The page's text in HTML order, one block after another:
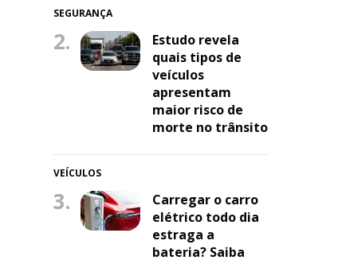
SEGURANÇA
2.
Estudo revela
quais tipos de
veículos
apresentam
maior risco de
morte no trânsito
VEÍCULOS
3.
Carregar o carro
elétrico todo dia
estraga a
bateria? Saiba